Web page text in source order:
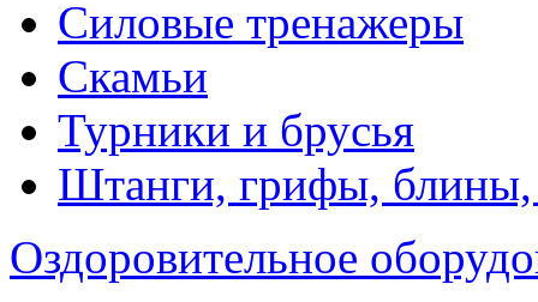
Силовые тренажеры
Скамьи
Турники и брусья
Штанги, грифы, блины,
Оздоровительное